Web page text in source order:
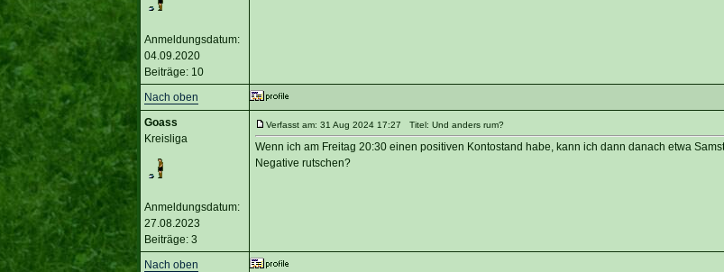
Anmeldungsdatum:
04.09.2020
Beiträge: 10
Nach oben
Goass
Kreisliga
Anmeldungsdatum:
27.08.2023
Beiträge: 3
Verfasst am: 31 Aug 2024 17:27 Titel: Und anders rum?
Wenn ich am Freitag 20:30 einen positiven Kontostand habe, kann ich dann danach etwa
Negative rutschen?
Nach oben